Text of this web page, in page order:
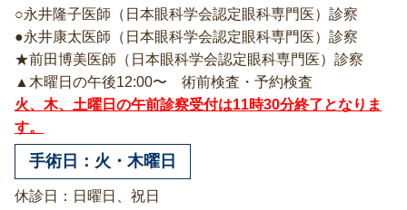
○永井隆子医師（日本眼科学会認定眼科専門医）診察
●永井康太医師（日本眼科学会認定眼科専門医）診察
★前田博美医師（日本眼科学会認定眼科専門医）診察
▲木曜日の午後12:00〜 術前検査・予約検査
火、木、土曜日の午前診察受付は11時30分終了となりま
す。
手術日：火・木曜日
休診日：日曜日、祝日